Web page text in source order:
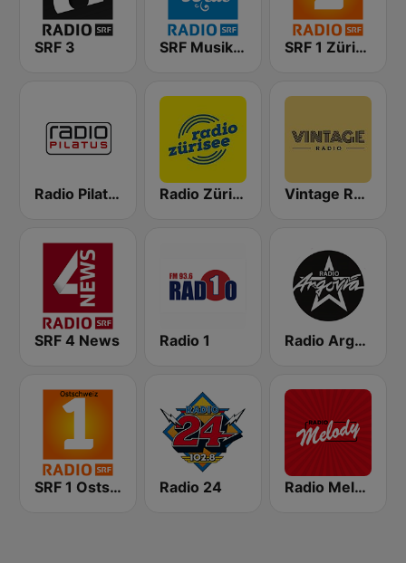
SRF 3 SRF Musikwelle SRF 1 Zürich Schaffhausen
Radio Pilatus Radio Zürisee Vintage Radio
SRF 4 News Radio 1 Radio Argovia
SRF 1 Ostschweiz Radio 24 Radio Melody Schweiz